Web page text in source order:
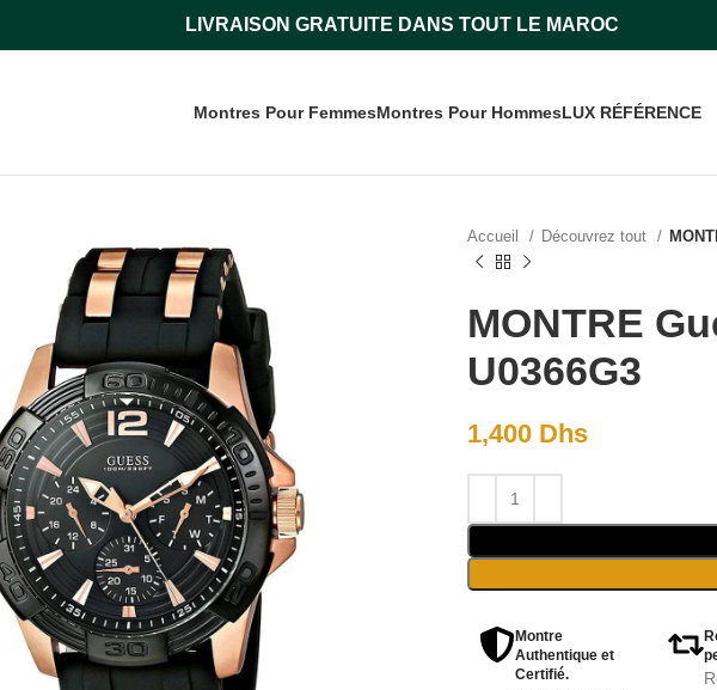
LIVRAISON GRATUITE DANS TOUT LE MAROC
Montres Pour FemmesMontres Pour HommesLUX RÉFÉRENCE
Accueil Découvrez tout
MONTRE
U0366G3
1,400 Dhs
Montre
Authentique et
Certifié.